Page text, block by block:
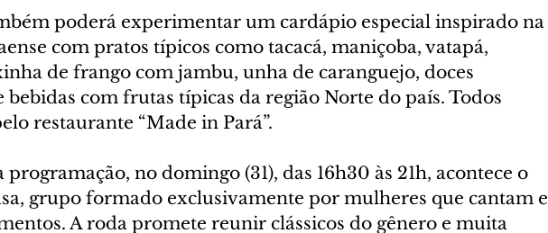
poderá experimentar um cardápio especial inspirado na
com pratos típicos como tacacá, maniçoba, vatapá,
de frango com jambu, unha de caranguejo, doces
bebidas com frutas típicas da região Norte do país. Todos
restaurante “Made in Pará”.
no domingo (31), das 16h30 às 21h, acontece o
grupo formado exclusivamente por mulheres que cantam e
A roda promete reunir clássicos do gênero e muita